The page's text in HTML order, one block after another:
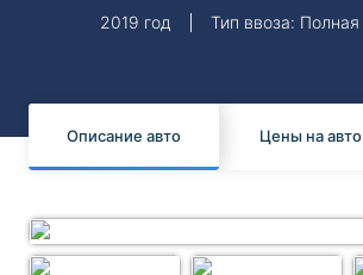
2019 год Тип ввоза:
Описание авто Цены на авто